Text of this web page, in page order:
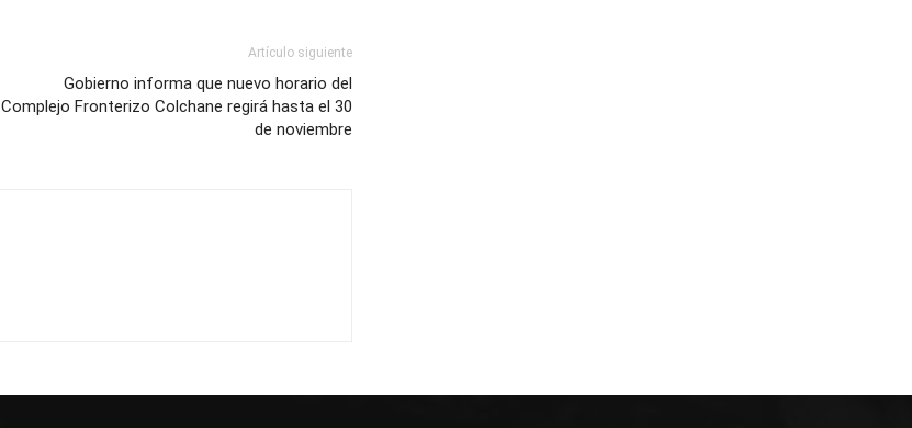
Artículo siguiente
Gobierno informa que nuevo horario del
Complejo Fronterizo Colchane regirá hasta el 30
de noviembre